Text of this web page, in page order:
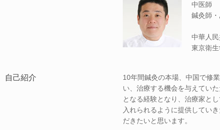
中医師
鍼灸師
中華人
東京衛
自己紹介
10年間鍼灸の本場、中国で修
い、治療する機会を与えてい
となる経験となり、治療家と
入れられるように提供してい
だきたいと思います。